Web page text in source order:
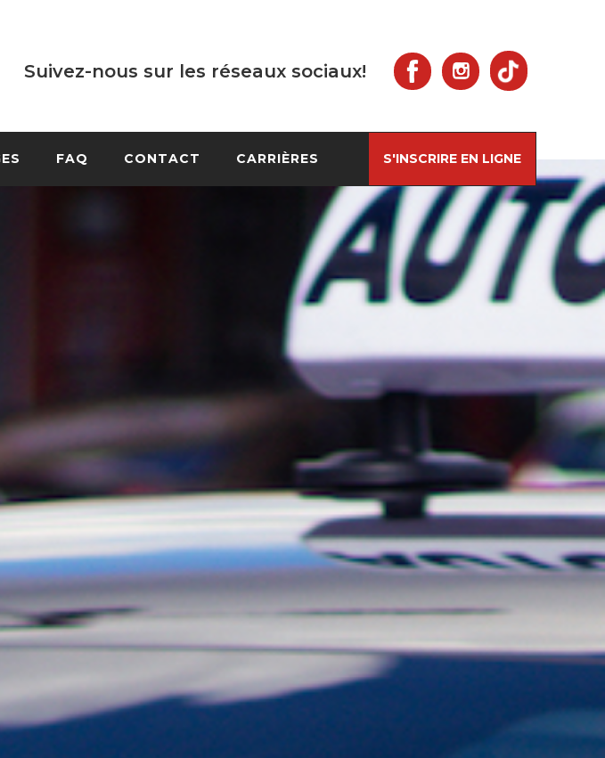
Suivez-nous sur les réseaux sociaux!
FAQ CONTACT CARRIÈRES S'INSCRIRE EN LIGNE